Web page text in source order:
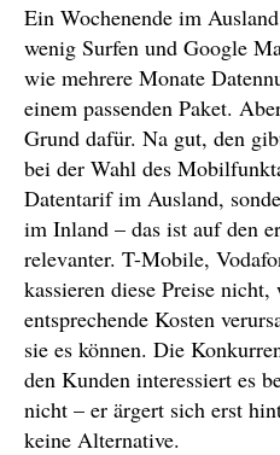
Ein Wochenende im
wenig Surfen und Google
wie mehrere Monate
einem passenden Paket.
Grund dafür. Na gut, den
bei der Wahl des
Datentarif im Ausland,
im Inland – das ist auf den
relevanter. T-Mobile,
kassieren diese Preise
entsprechende Kosten
sie es können. Die
den Kunden interessiert es
nicht – er ärgert sich erst
keine Alternative.